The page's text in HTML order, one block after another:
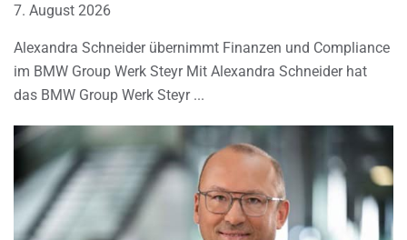
7. August 2026
Alexandra Schneider übernimmt Finanzen und Compliance
im BMW Group Werk Steyr Mit Alexandra Schneider hat
das BMW Group Werk Steyr